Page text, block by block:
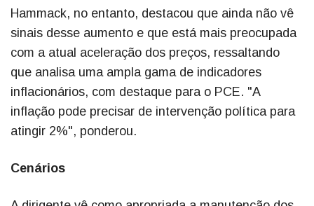
Hammack, no entanto, destacou que ainda não vê
sinais desse aumento e que está mais preocupada
com a atual aceleração dos preços, ressaltando
que analisa uma ampla gama de indicadores
inflacionários, com destaque para o PCE. "A
inflação pode precisar de intervenção política para
atingir 2%", ponderou.
Cenários